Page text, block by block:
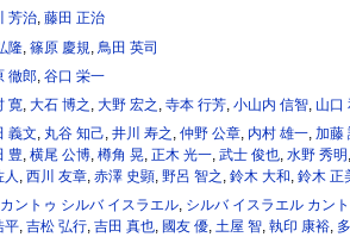
芳治,藤田 正治
隆 ,篠原 慶規
鳥田 英司
徹郎 ,谷口 栄一
寛 ,大石 博之 ,大野 宏之 ,寺本 行芳 ,小山内 信智 山口
義文 丸谷 知己 ,井川 寿之 ,仲野 公章 内村 雄一 ,加藤
豊 横尾 公博, 樽角 晃 正木 光一, 武士 俊也, 水野 秀明
西川 友章, 赤澤 史顕, 野呂 智之 鈴木 大和 鈴木 正
カントゥ シルバ イスラエル シルバ イスラエル カン
平, 吉松 弘行, 吉田 真也, 國友 優, 土屋 智, 執印 康裕,